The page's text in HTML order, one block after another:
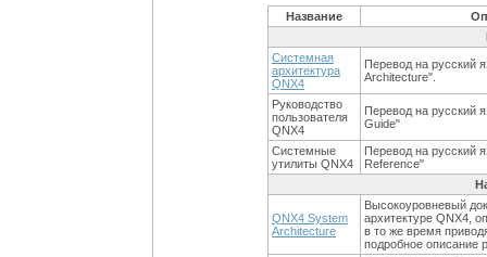
Название
Системная
архитектура
QNX4
Перевод на русский
Architecture".
Руководство
пользователя
QNX4
Перевод на русский
Guide"
Системные
утилиты QNX4
Перевод на русский
Reference"
QNX4 System
Architecture
Высокоуровневый
архитектуре QNX4,
в то же время
подробное описание